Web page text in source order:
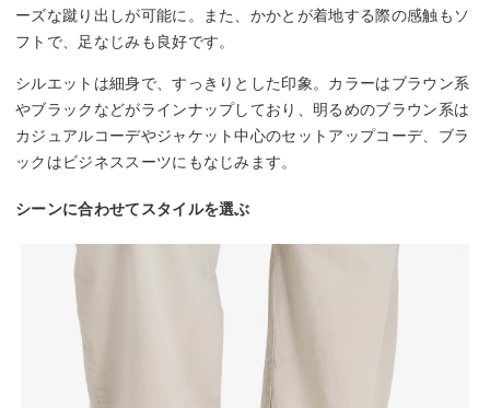
ーズな蹴り出しが可能に。また、かかとが着地する際の感触もソ
フトで、足なじみも良好です。
シルエットは細身で、すっきりとした印象。カラーはブラウン系
やブラックなどがラインナップしており、明るめのブラウン系は
カジュアルコーデやジャケット中心のセットアップコーデ、ブラ
ックはビジネススーツにもなじみます。
シーンに合わせてスタイルを選ぶ